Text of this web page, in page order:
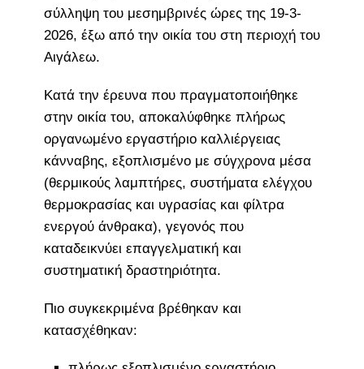
σύλληψη του μεσημβρινές ώρες της 19-3-
2026, έξω από την οικία του στη περιοχή του
Αιγάλεω.
Κατά την έρευνα που πραγματοποιήθηκε
στην οικία του, αποκαλύφθηκε πλήρως
οργανωμένο εργαστήριο καλλιέργειας
κάνναβης, εξοπλισμένο με σύγχρονα μέσα
(θερμικούς λαμπτήρες, συστήματα ελέγχου
θερμοκρασίας και υγρασίας και φίλτρα
ενεργού άνθρακα), γεγονός που
καταδεικνύει επαγγελματική και
συστηματική δραστηριότητα.
Πιο συγκεκριμένα βρέθηκαν και
κατασχέθηκαν: